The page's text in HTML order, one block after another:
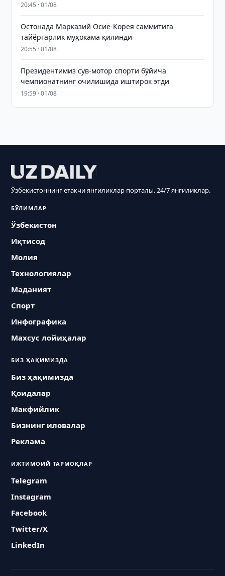
20:45 · 01/08
Остонада Марказий Осиё-Корея саммитига
тайёргарлик муҳокама қилинди
20:55 · 01/08
Президентимиз сув-мотор спорти бўйича
чемпионатнинг очилишида иштирок этди
19:59 · 01/08
Ўзбекистоннинг етакчи янгиликлар порталы. 24/7 янгиликлар.
БЎЛИМЛАР
Ўзбекистон
Иқтисод
Молия
Технологиялар
Маданият
Спорт
Инфографика
Махсус лойиҳалар
БИЗ ҲАҚИМИЗДА
Биз ҳақимизда
Қоидалар
Макфийлик
Бизнинг иловалар
Реклама
ИЖТИМОИЙ ТАРМОҚЛАР
Telegram
Instagram
Facebook
Twitter/X
LinkedIn